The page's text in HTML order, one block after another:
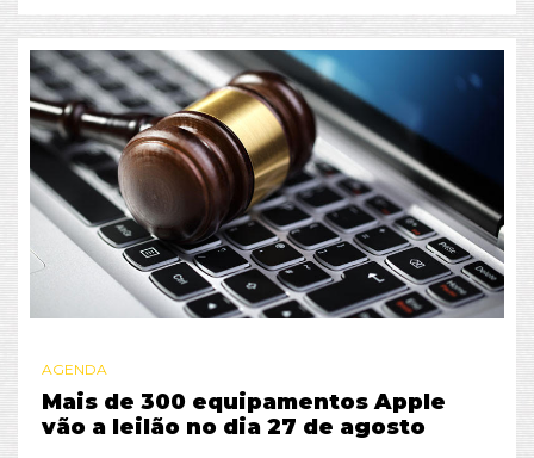
AGENDA
Mais de 300 equipamentos Apple
vão a leilão no dia 27 de agosto